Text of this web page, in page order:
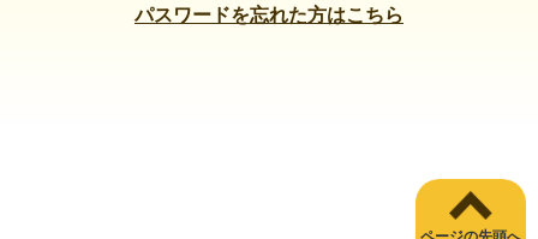
パスワードを忘れた方はこちら